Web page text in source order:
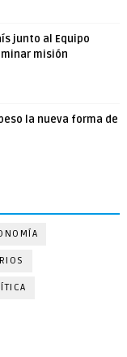
junto al Equipo
misión
la nueva forma de